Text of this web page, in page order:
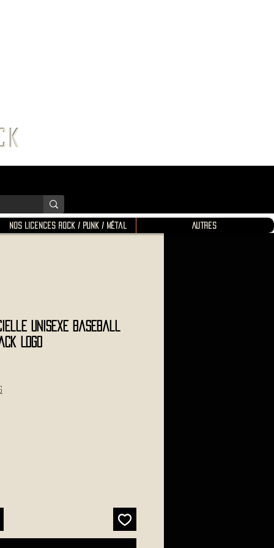
Nos Licences Rock / Punk / Métal Autres
Unisexe Baseball
Logo